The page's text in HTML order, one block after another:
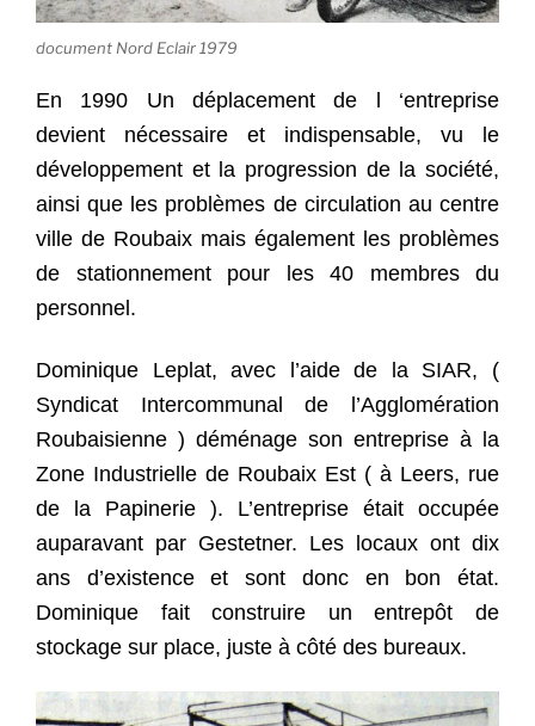
document Nord Eclair 1979
En 1990 Un déplacement de l ‘entreprise
devient nécessaire et indispensable, vu le
développement et la progression de la société,
ainsi que les problèmes de circulation au centre
ville de Roubaix mais également les problèmes
de stationnement pour les 40 membres du
personnel.
Dominique Leplat, avec l’aide de la SIAR, (
Syndicat Intercommunal de l’Agglomération
Roubaisienne ) déménage son entreprise à la
Zone Industrielle de Roubaix Est ( à Leers, rue
de la Papinerie ). L’entreprise était occupée
auparavant par Gestetner. Les locaux ont dix
ans d’existence et sont donc en bon état.
Dominique fait construire un entrepôt de
stockage sur place, juste à côté des bureaux.